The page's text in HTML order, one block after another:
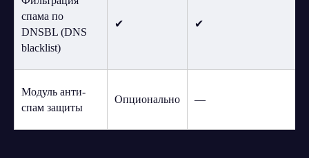
спама по
DNSBL (DNS
blacklist)
✔ ✔
Модуль анти-
спам защиты
Опционально —